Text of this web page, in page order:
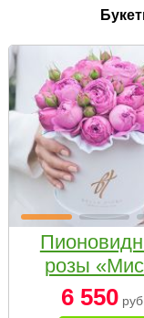
розы
бабблс» в
коробке
6 550